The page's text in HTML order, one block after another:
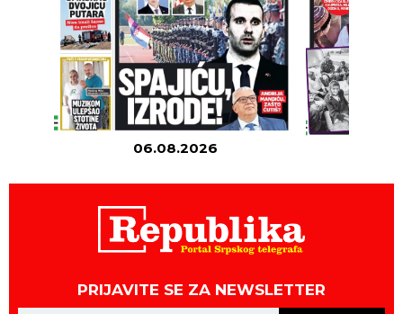
06.08.2026
PRIJAVITE SE ZA NEWSLETTER